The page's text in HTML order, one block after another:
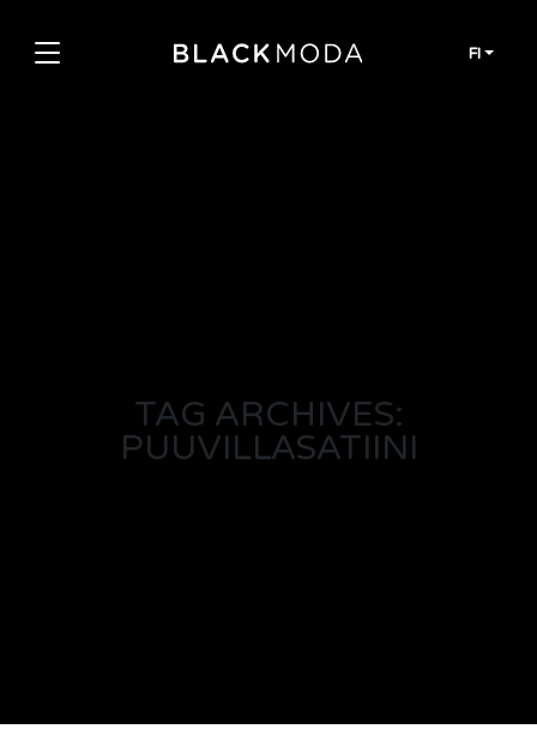
FI
TAG ARCHIVES:
PUUVILLASATIINI